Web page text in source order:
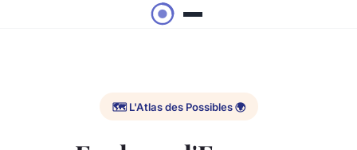
🗺️ L'Atlas des Possibles 🌍